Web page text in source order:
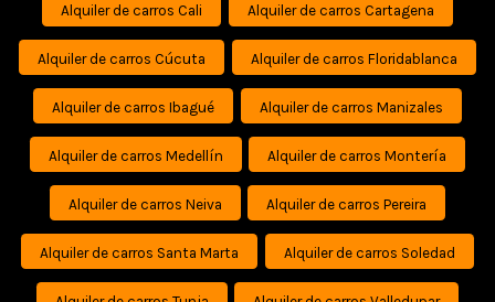
Alquiler de carros Cali Alquiler de carros Cartagena
Alquiler de carros Cúcuta Alquiler de carros Floridablanca
Alquiler de carros Ibagué Alquiler de carros Manizales
Alquiler de carros Medellín Alquiler de carros Montería
Alquiler de carros Neiva Alquiler de carros Pereira
Alquiler de carros Santa Marta Alquiler de carros Soledad